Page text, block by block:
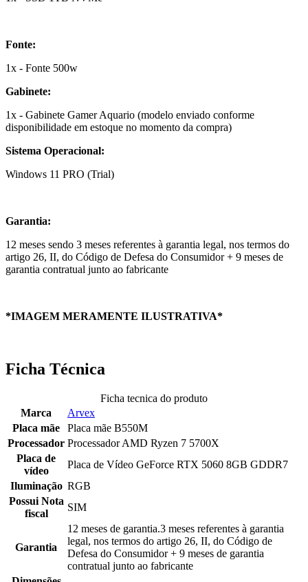
Fonte:
1x - Fonte 500w
Gabinete:
1x - Gabinete Gamer Aquario (modelo enviado conforme
disponibilidade em estoque no momento da compra)
Sistema Operacional:
Windows 11 PRO (Trial)
Garantia:
12 meses sendo 3 meses referentes à garantia legal, nos termos do
artigo 26, II, do Código de Defesa do Consumidor + 9 meses de
garantia contratual junto ao fabricante
*IMAGEM MERAMENTE ILUSTRATIVA*
Ficha Técnica
Ficha tecnica do produto
Marca
Arvex
Placa mãe
Placa mãe B550M
Processador Processador AMD Ryzen 7 5700X
Placa de
vídeo
Placa de Vídeo GeForce RTX 5060 8GB GDDR7
Iluminação RGB
Possui Nota
fiscal
SIM
Garantia
12 meses de garantia.3 meses referentes à garantia
legal, nos termos do artigo 26, II, do Código de
Defesa do Consumidor + 9 meses de garantia
contratual junto ao fabricante